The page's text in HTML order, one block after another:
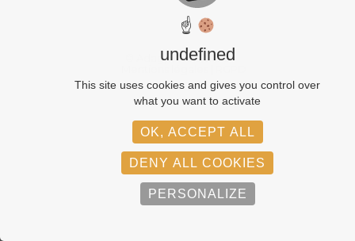
© Adagp, Paris, 2026
☝
undefined
This site uses cookies and gives you control over
what you want to activate
OK, ACCEPT ALL
DENY ALL COOKIES
PERSONALIZE